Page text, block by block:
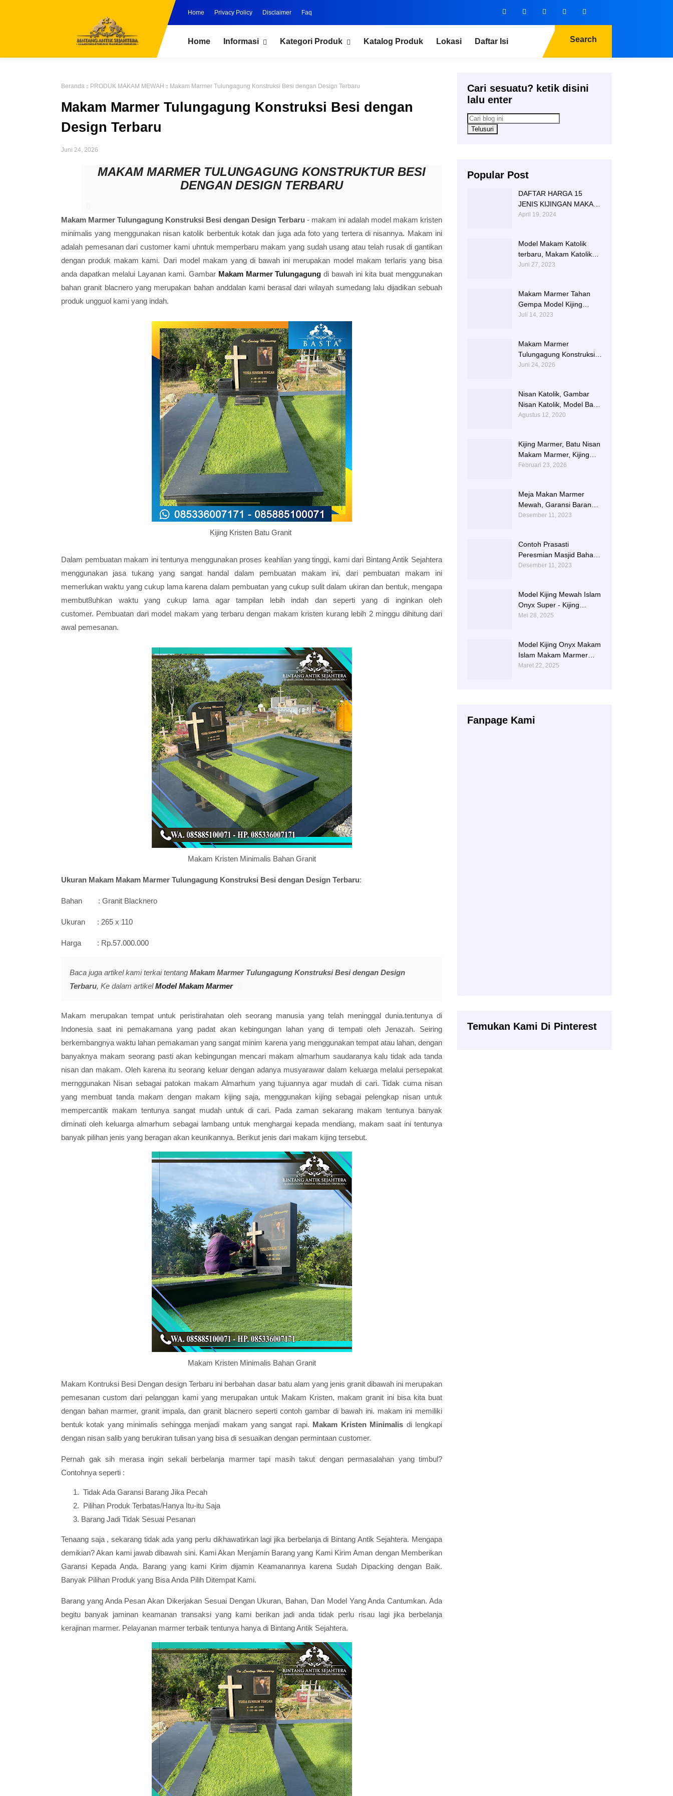
Home Privacy Policy Disclaimer Faq
Home Informasi Kategori Produk Katalog Produk Lokasi Daftar Isi Search
Beranda PRODUK MAKAM MEWAH Makam Marmer Tulungagung Konstruksi Besi dengan Design Terbaru
Makam Marmer Tulungagung Konstruksi Besi dengan
Design Terbaru
Juni 24, 2026
MAKAM MARMER TULUNGAGUNG KONSTRUKTUR BESI
DENGAN DESIGN TERBARU
Makam Marmer Tulungagung Konstruksi Besi dengan Design Terbaru - makam ini adalah model makam kristen
minimalis yang menggunakan nisan katolik berbentuk kotak dan juga ada foto yang tertera di nisannya. Makam ini
adalah pemesanan dari customer kami uhntuk memperbaru makam yang sudah usang atau telah rusak di gantikan
dengan produk makam kami. Dari model makam yang di bawah ini merupakan model makam terlaris yang bisa
anda dapatkan melalui Layanan kami. Gambar Makam Marmer Tulungagung di bawah ini kita buat menggunakan
bahan granit blacnero yang merupakan bahan anddalan kami berasal dari wilayah sumedang lalu dijadikan sebuah
produk ungguol kami yang indah.
Kijing Kristen Batu Granit
Dalam pembuatan makam ini tentunya menggunakan proses keahlian yang tinggi, kami dari Bintang Antik Sejahtera
menggunakan jasa tukang yang sangat handal dalam pembuatan makam ini, dari pembuatan makam ini
memerlukan waktu yang cukup lama karena dalam pembuatan yang cukup sulit dalam ukiran dan bentuk, mengapa
membut8uhkan waktu yang cukup lama agar tampilan lebih indah dan seperti yang di inginkan oleh
customer. Pembuatan dari model makam yang terbaru dengan makam kristen kurang lebih 2 minggu dihitung dari
awal pemesanan.
Makam Kristen Minimalis Bahan Granit
Ukuran Makam Makam Marmer Tulungagung Konstruksi Besi dengan Design Terbaru:
Bahan : Granit Blacknero
Ukuran : 265 x 110
Harga : Rp.57.000.000
Baca juga artikel kami terkai tentang Makam Marmer Tulungagung Konstruksi Besi dengan Design
Terbaru, Ke dalam artikelModel Makam Marmer
Makam merupakan tempat untuk peristirahatan oleh seorang manusia yang telah meninggal dunia.tentunya di
Indonesia saat ini pemakamana yang padat akan kebingungan lahan yang di tempati oleh Jenazah. Seiring
berkembangnya waktu lahan pemakaman yang sangat minim karena yang menggunakan tempat atau lahan, dengan
banyaknya makam seorang pasti akan kebingungan mencari makam almarhum saudaranya kalu tidak ada tanda
nisan dan makam. Oleh karena itu seorang keluar dengan adanya musyarawar dalam keluarga melalui persepakat
mernggunakan Nisan sebagai patokan makam Almarhum yang tujuannya agar mudah di cari. Tidak cuma nisan
yang membuat tanda makam dengan makam kijing saja, menggunakan kijing sebagai pelengkap nisan untuk
mempercantik makam tentunya sangat mudah untuk di cari. Pada zaman sekarang makam tentunya banyak
diminati oleh keluarga almarhum sebagai lambang untuk menghargai kepada mendiang, makam saat ini tentunya
banyak pilihan jenis yang beragan akan keunikannya. Berikut jenis dari makam kijing tersebut.
Makam Kristen Minimalis Bahan Granit
Makam Kontruksi Besi Dengan design Terbaru ini berbahan dasar batu alam yang jenis granit dibawah ini merupakan
pemesanan custom dari pelanggan kami yang merupakan untuk Makam Kristen, makam granit ini bisa kita buat
dengan bahan marmer, granit impala, dan granit blacnero seperti contoh gambar di bawah ini. makam ini memiliki
bentuk kotak yang minimalis sehingga menjadi makam yang sangat rapi. Makam Kristen Minimalis di lengkapi
dengan nisan salib yang berukiran tulisan yang bisa di sesuaikan dengan permintaan customer.
Pernah gak sih merasa ingin sekali berbelanja marmer tapi masih takut dengan permasalahan yang timbul?
Contohnya seperti :
Tidak Ada Garansi Barang Jika Pecah
Pilihan Produk Terbatas/Hanya Itu-itu Saja
Barang Jadi Tidak Sesuai Pesanan
Tenaang saja , sekarang tidak ada yang perlu dikhawatirkan lagi jika berbelanja di Bintang Antik Sejahtera. Mengapa
demikian? Akan kami jawab dibawah sini. Kami Akan Menjamin Barang yang Kami Kirim Aman dengan Memberikan
Garansi Kepada Anda. Barang yang kami Kirim dijamin Keamanannya karena Sudah Dipacking dengan Baik.
Banyak Pilihan Produk yang Bisa Anda Pilih Ditempat Kami.
Barang yang Anda Pesan Akan Dikerjakan Sesuai Dengan Ukuran, Bahan, Dan Model Yang Anda Cantumkan. Ada
begitu banyak jaminan keamanan transaksi yang kami berikan jadi anda tidak perlu risau lagi jika berbelanja
kerajinan marmer. Pelayanan marmer terbaik tentunya hanya di Bintang Antik Sejahtera.
Cari sesuatu? ketik disini
lalu enter
Popular Post
DAFTAR HARGA 15
JENIS KIJINGAN MAKAM
MARMER GRANITE
April 19, 2024
Model Makam Katolik
terbaru, Makam Katolik
Granit, Contoh Makam
Juni 27, 2023
Makam Marmer Tahan
Gempa Model Kijing
Terlengkap
Juli 14, 2023
Makam Marmer
Tulungagung Konstruksi
Besi dengan Design
Juni 24, 2026
Nisan Katolik, Gambar
Nisan Katolik, Model Batu
Nisan Kristen Terbaru
Agustus 12, 2020
Kijing Marmer, Batu Nisan
Makam Marmer, Kijing
Makam Marmer Kaligrafi
Februari 23, 2026
Meja Makan Marmer
Mewah, Garansi Barang
Utuh Sampai Tempat
Desember 11, 2023
Contoh Prasasti
Peresmian Masjid Bahan
Marmer Dari Tulungagung
Desember 11, 2023
Model Kijing Mewah Islam
Onyx Super - Kijing
Makam Batu Alam
Mei 28, 2025
Model Kijing Onyx Makam
Islam Makam Marmer
Karawang
Maret 22, 2025
Fanpage Kami
Temukan Kami Di Pinterest